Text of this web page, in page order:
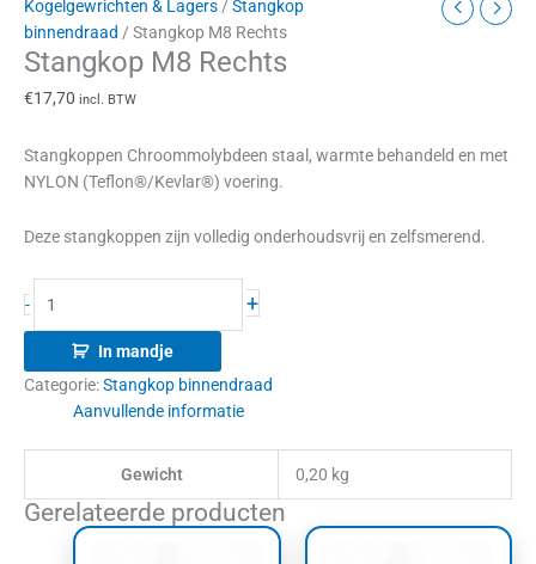
Kogelgewrichten & Lagers/ Stangkop
binnendraad / Stangkop M8 Rechts
Stangkop M8 Rechts
€17,70 incl. BTW
Stangkoppen Chroommolybdeen staal, warmte behandeld en met
NYLON (Teflon®/Kevlar®) voering.
Deze stangkoppen zijn volledig onderhoudsvrij en zelfsmerend.
- +
In mandje
Categorie:Stangkop binnendraad
Aanvullende informatie
Gewicht 0,20 kg
Gerelateerde producten